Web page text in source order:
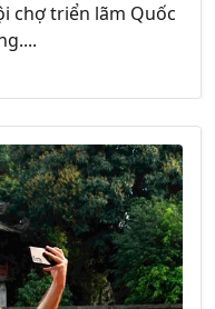
chợ triển lãm Quốc